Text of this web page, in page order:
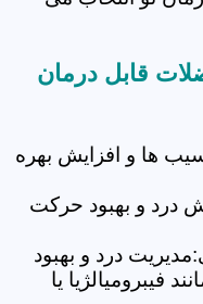
قابل درمان
ها و افزایش بهره
درد و بهبود حرکت
درد و بهبود
فیبرومیالژیا یا